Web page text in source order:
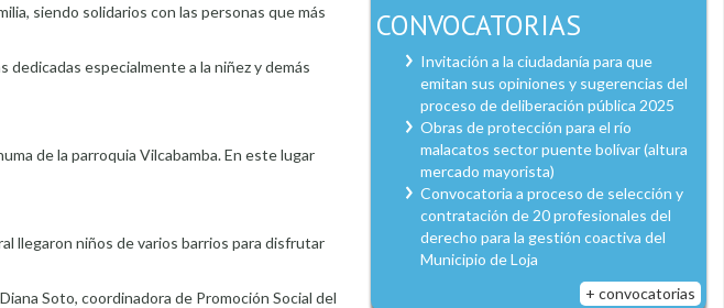
siendo solidarios con las personas que más
especialmente a la niñez y demás
de la parroquia Vilcabamba. En este lugar
llegaron niños de varios barrios para disfrutar
Soto, coordinadora de Promoción Social del
CONVOCATORIAS
Invitación a la ciudadanía para que
emitan sus opiniones y sugerencias del
proceso de deliberación pública 2025
Obras de protección para el río
malacatos sector puente bolívar (altura
mercado mayorista)
Convocatoria a proceso de selección y
contratación de 20 profesionales del
derecho para la gestión coactiva del
Municipio de Loja
+ convocatorias